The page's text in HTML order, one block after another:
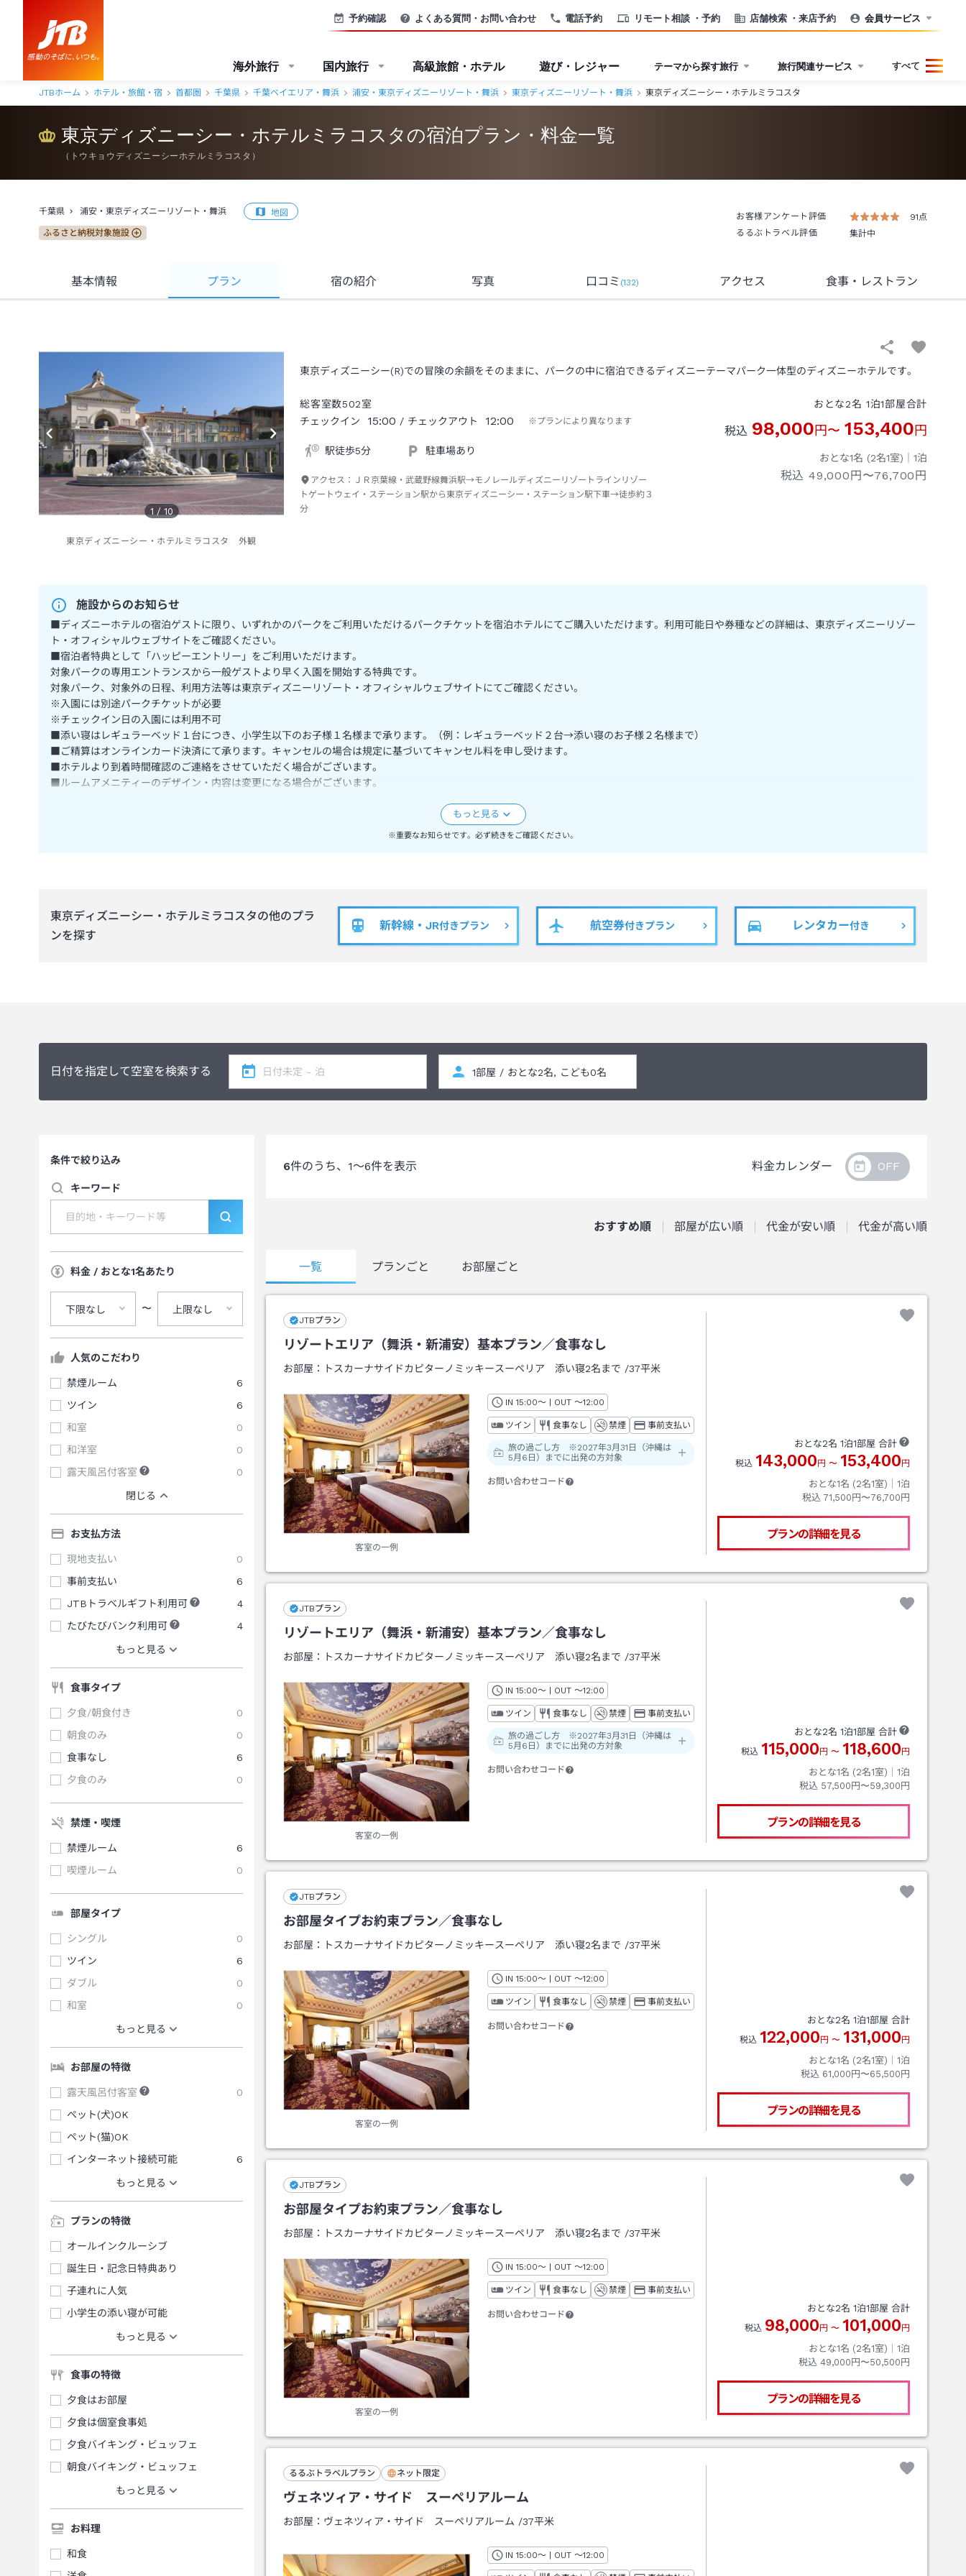
電話予約 リモート相談 ・予約 店舗検索 ・来店予約
予約確認 よくある質問・お問い合わせ 会員サービス
海外旅行 国内旅行 高級旅館・ホテル 遊び・レジャー テーマから探す旅行 旅行関連サービス すべて
JTBホーム ホテル・旅館・宿 首都圏 千葉県 千葉ベイエリア・舞浜 浦安・東京ディズニーリゾート・舞浜 東京ディズニーリゾート・舞浜 東京ディズニーシー・ホテルミラコスタ
東京ディズニーシー・ホテルミラコスタの宿泊プラン・料金一覧
（ トウキョウディズニーシーホテルミラコスタ ）
千葉県 浦安・東京ディズニーリゾート・舞浜 地図
ふるさと納税対象施設
お客様アンケート評価
91点
るるぶトラベル評価
集計中
基本情報 プラン 宿の紹介 写真 口コミ (132) アクセス 食事・レストラン
1 / 10
東京ディズニーシー・ホテルミラコスタ 外観
東京ディズニーシー(R)での冒険の余韻をそのままに、パークの中に宿泊できるディズニーテーマパーク一体型のディズニーホテルです。
総客室数502室
チェックイン
15:00 / チェックアウト 12:00 ※プランにより異なります
駅徒歩5分 駐車場あり
アクセス： ＪＲ京葉線・武蔵野線舞浜駅→モノレールディズニーリゾートラインリゾー
トゲートウェイ・ステーション駅から東京ディズニーシー・ステーション駅下車→徒歩約３
分
おとな2名 1泊1部屋合計
税込 98,000円〜 153,400円
おとな1名 (2名1室)｜ 1泊
税込 49,000円〜76,700円
施設からのお知らせ
■ディズニーホテルの宿泊ゲストに限り、いずれかのパークをご利用いただけるパークチケットを宿泊ホテルにてご購入いただけます。利用可能日や券種などの詳細は、東京ディズニーリゾー
ト・オフィシャルウェブサイトをご確認ください。
■宿泊者特典として「ハッピーエントリー」をご利用いただけます。
対象パークの専用エントランスから一般ゲストより早く入園を開始する特典です。
対象パーク、対象外の日程、利用方法等は東京ディズニーリゾート・オフィシャルウェブサイトにてご確認ください。
※入園には別途パークチケットが必要
※チェックイン日の入園には利用不可
■添い寝はレギュラーベッド１台につき、小学生以下のお子様１名様まで承ります。（例：レギュラーベッド２台→添い寝のお子様２名様まで）
■ご精算はオンラインカード決済にて承ります。キャンセルの場合は規定に基づいてキャンセル料を申し受けます。
■ホテルより到着時間確認のご連絡をさせていただく場合がございます。
■ルームアメニティーのデザイン・内容は変更になる場合がございます。
＜オンラインチェックインについて ＞
旅行代理店、オンライン旅行会社より宿泊を予約された方の事前登録は、2026年9月1日（火）より一時休止いたします。
※重要なお知らせです。必ず続きをご確認ください。
東京ディズニーシー・ホテルミラコスタの他のプラ
ンを探す
新幹線・JR付きプラン 航空券付きプラン レンタカー付き
日付を指定して空室を検索する
条件で絞り込み
キーワード
料金 / おとな1名あたり
下限なし 〜 上限なし
人気のこだわり
禁煙ルーム
6
ツイン
6
和室
0
和洋室
0
露天風呂付客室
0
閉じる
お支払方法
現地支払い
0
事前支払い
6
JTBトラベルギフト利用可
4
たびたびバンク利用可
4
もっと見る
食事タイプ
夕食/朝食付き
0
朝食のみ
0
食事なし
6
夕食のみ
0
禁煙・喫煙
禁煙ルーム
6
喫煙ルーム
0
部屋タイプ
シングル
0
ツイン
6
ダブル
0
和室
0
もっと見る
お部屋の特徴
露天風呂付客室
0
ペット(犬)OK
ペット(猫)OK
インターネット接続可能
6
もっと見る
プランの特徴
オールインクルーシブ
誕生日・記念日特典あり
子連れに人気
小学生の添い寝が可能
もっと見る
食事の特徴
夕食はお部屋
夕食は個室食事処
夕食バイキング・ビュッフェ
朝食バイキング・ビュッフェ
もっと見る
お料理
和食
6件のうち、 1～6件を表示 料金カレンダー
おすすめ順 部屋が広い順 代金が安い順 代金が高い順
一覧 プランごと お部屋ごと
JTBプラン
リゾートエリア（舞浜・新浦安）基本プラン／食事なし
お部屋： トスカーナサイドカピターノミッキースーペリア 添い寝2名まで /37平米
客室の一例
IN チェックイン
15:00～ | OUT チェックアウト
～12:00
ツイン 食事なし 禁煙 事前支払い
旅の過ごし方 ※2027年3月31日（沖縄は
5月6日）までに出発の方対象
お問い合わせコード
おとな2名 1泊1部屋 合計
税込 143,000円 〜 153,400円
おとな1名 (2名1室)｜ 1泊
税込 71,500円〜76,700円
プランの詳細を見る
JTBプラン
リゾートエリア（舞浜・新浦安）基本プラン／食事なし
お部屋： トスカーナサイドカピターノミッキースーペリア 添い寝2名まで /37平米
客室の一例
IN チェックイン
15:00～ | OUT チェックアウト
～12:00
ツイン 食事なし 禁煙 事前支払い
旅の過ごし方 ※2027年3月31日（沖縄は
5月6日）までに出発の方対象
お問い合わせコード
おとな2名 1泊1部屋 合計
税込 115,000円 〜 118,600円
おとな1名 (2名1室)｜ 1泊
税込 57,500円〜59,300円
プランの詳細を見る
JTBプラン
お部屋タイプお約束プラン／食事なし
お部屋： トスカーナサイドカピターノミッキースーペリア 添い寝2名まで /37平米
客室の一例
IN チェックイン
15:00～ | OUT チェックアウト
～12:00
ツイン 食事なし 禁煙 事前支払い
お問い合わせコード
おとな2名 1泊1部屋 合計
税込 122,000円 〜 131,000円
おとな1名 (2名1室)｜ 1泊
税込 61,000円〜65,500円
プランの詳細を見る
JTBプラン
お部屋タイプお約束プラン／食事なし
お部屋： トスカーナサイドカピターノミッキースーペリア 添い寝2名まで /37平米
客室の一例
IN チェックイン
15:00～ | OUT チェックアウト
～12:00
ツイン 食事なし 禁煙 事前支払い
お問い合わせコード
おとな2名 1泊1部屋 合計
税込 98,000円 〜 101,000円
おとな1名 (2名1室)｜ 1泊
税込 49,000円〜50,500円
プランの詳細を見る
るるぶトラベルプラン ネット限定
ヴェネツィア・サイド スーペリアルーム
お部屋： ヴェネツィア・サイド スーペリアルーム /37平米
IN チェックイン
15:00～ | OUT チェックアウト
～12:00